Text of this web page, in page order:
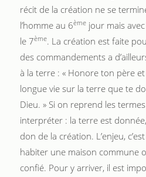
récit de la création ne se
l’homme au 6èmejour mais
le 7ème. La création est faite
des commandements a
à la terre : « Honore ton père et
longue vie sur la terre que te
Dieu. » Si on reprend les
interpréter : la terre est
don de la création. L’enjeu,
habiter une maison commune
confié. Pour y arriver, il est